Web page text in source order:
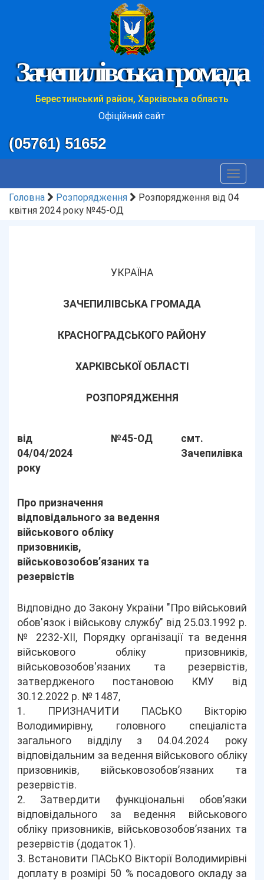
Зачепилівська громада
Берестинський район, Харківська область
Офіційний сайт
(05761) 51652
Toggle
Головна
Розпорядження
Розпорядження від 04
квітня 2024 року №45-ОД
УКРАЇНА
ЗАЧЕПИЛІВСЬКА ГРОМАДА
КРАСНОГРАДСЬКОГО РАЙОНУ
ХАРКІВСЬКОЇ ОБЛАСТІ
РОЗПОРЯДЖЕННЯ
від
04/04/2024
року
№45-ОД
смт.
Зачепилівка
Про призначення
відповідального за ведення
військового обліку
призовників,
військовозобов’язаних та
резервістів
Відповідно до Закону України "Про військовий
обов'язок і військову службу" від 25.03.1992 р.
№ 2232-XII, Порядку організації та ведення
військового обліку призовників,
військовозобов'язаних та резервістів,
затвердженого постановою КМУ від
30.12.2022 р. № 1487,
1. ПРИЗНАЧИТИ ПАСЬКО Вікторію
Володимирівну, головного спеціаліста
загального відділу з 04.04.2024 року
відповідальним за ведення військового обліку
призовників, військовозобов’язаних та
резервістів.
2. Затвердити функціональні обов’язки
відповідального за ведення військового
обліку призовників, військовозобов’язаних та
резервістів (додаток 1).
3. Встановити ПАСЬКО Вікторії Володимирівні
доплату в розмірі 50 % посадового окладу за